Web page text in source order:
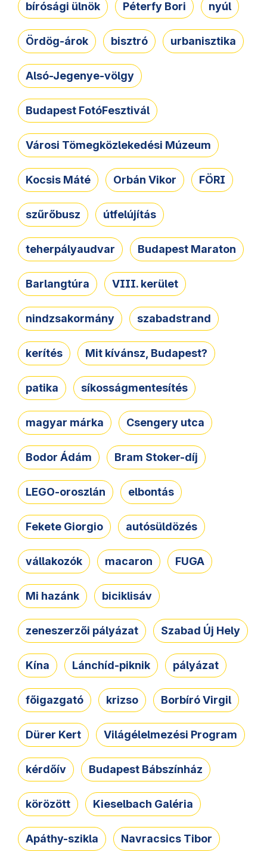
bírósági ülnök Péterfy Bori nyúl
Ördög-árok bisztró urbanisztika
Alsó-Jegenye-völgy
Budapest FotóFesztivál
Városi Tömegközlekedési Múzeum
Kocsis Máté Orbán Vikor FÖRI
szűrőbusz útfelújítás
teherpályaudvar Budapest Maraton
Barlangtúra VIII. kerület
nindzsakormány szabadstrand
kerítés Mit kívánsz, Budapest?
patika síkosságmentesítés
magyar márka Csengery utca
Bodor Ádám Bram Stoker-díj
LEGO-oroszlán elbontás
Fekete Giorgio autósüldözés
vállakozók macaron FUGA
Mi hazánk biciklisáv
zeneszerzői pályázat Szabad Új Hely
Kína Lánchíd-piknik pályázat
főigazgató krizso Borbíró Virgil
Dürer Kert Világélelmezési Program
kérdőív Budapest Bábszínház
körözött Kieselbach Galéria
Apáthy-szikla Navracsics Tibor